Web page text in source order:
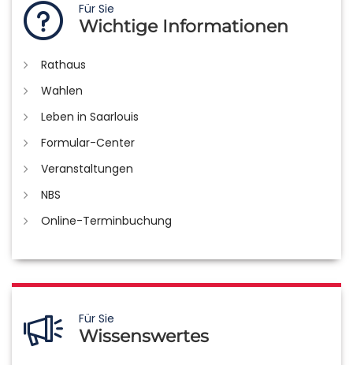
Für Sie
Wichtige Informationen
Rathaus
Wahlen
Leben in Saarlouis
Formular-Center
Veranstaltungen
NBS
Online-Terminbuchung
Für Sie
Wissenswertes